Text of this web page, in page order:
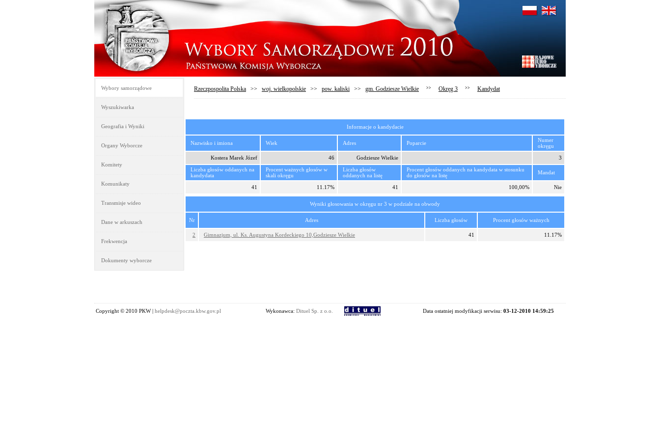
Wybory samorządowe
Wyszukiwarka
Geografia i Wyniki
Organy Wyborcze
Komitety
Komunikaty
Transmisje wideo
Dane w arkuszach
Frekwencja
Dokumenty wyborcze
Rzeczpospolita Polska >> woj. wielkopolskie >> pow. kaliski >> gm. Godziesze Wielkie >> Okręg 3 >> Kandydat
Informacje o kandydacie
Nazwisko i imiona Wiek Adres Poparcie
Numer
okręgu
Kostera Marek Józef
46 Godziesze Wielkie
3
Liczba głosów oddanych na
kandydata
Procent ważnych głosów w
skali okręgu
Liczba głosów
oddanych na listę
Procent głosów oddanych na kandydata w stosunku
do głosów na listę
Mandat
41 11.17% 41 100,00% Nie
Wyniki głosowania w okręgu nr 3 w podziale na obwody
Nr Adres Liczba głosów Procent głosów ważnych
2 Gimnazjum, ul. Ks. Augustyna Kordeckiego 10,Godziesze Wielkie 41 11.17%
Copyright © 2010 PKW | helpdesk@poczta.kbw.gov.pl Wykonawca: Dituel Sp. z o.o. Data ostatniej modyfikacji serwisu: 03-12-2010 14:59:25